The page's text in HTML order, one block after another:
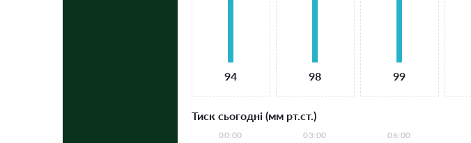
94 98 99
Тиск сьогодні (мм рт.ст.)
00:00 03:00 06:00